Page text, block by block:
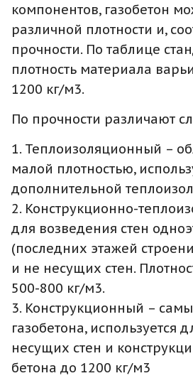
компонентов, газобетон
различной плотности и,
прочности. По таблице
плотность материала
1200 кг/м3.
По прочности различают
1. Теплоизоляционный –
малой плотностью,
дополнительной
2. Конструкционно-
для возведения стен
(последних этажей
и не несущих стен.
500-800 кг/м3.
3. Конструкционный –
газобетона, используется
несущих стен и
бетона до 1200 кг/м3